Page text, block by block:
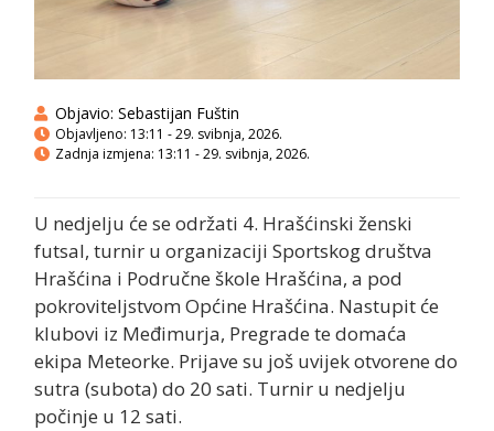
Objavio: Sebastijan Fuštin
Objavljeno: 13:11 - 29. svibnja, 2026.
Zadnja izmjena: 13:11 - 29. svibnja, 2026.
U nedjelju će se održati 4. Hrašćinski ženski
futsal, turnir u organizaciji Sportskog društva
Hrašćina i Područne škole Hrašćina, a pod
pokroviteljstvom Općine Hrašćina. Nastupit će
klubovi iz Međimurja, Pregrade te domaća
ekipa Meteorke. Prijave su još uvijek otvorene do
sutra (subota) do 20 sati. Turnir u nedjelju
počinje u 12 sati.